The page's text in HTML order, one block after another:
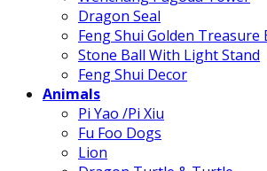
Dragon Seal
Feng Shui Golden Treasure
Stone Ball With Light Stand
Feng Shui Decor
Animals
Pi Yao /Pi Xiu
Fu Foo Dogs
Lion